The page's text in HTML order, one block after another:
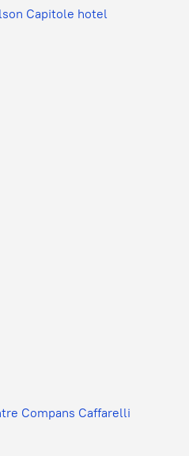
Capitole hotel
Compans Caffarelli